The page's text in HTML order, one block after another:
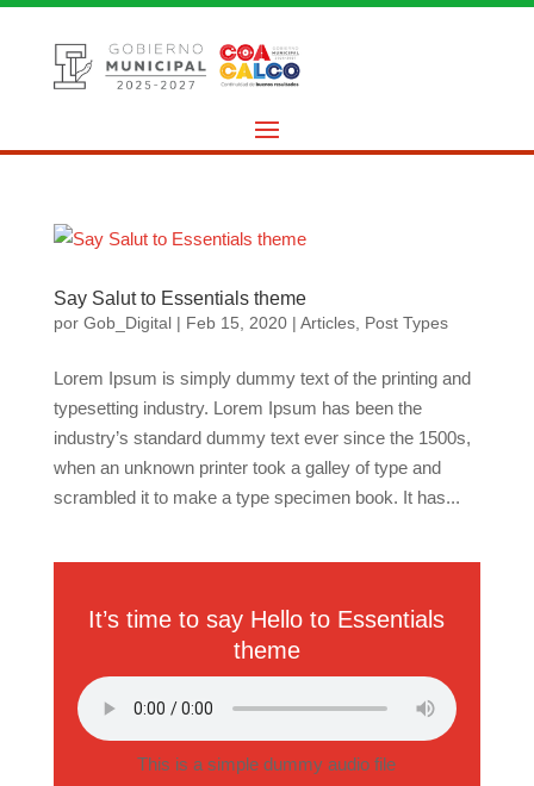
Say Salut to Essentials theme
por Gob_Digital| Feb 15, 2020| Articles, Post Types
Lorem Ipsum is simply dummy text of the printing and
typesetting industry. Lorem Ipsum has been the
industry’s standard dummy text ever since the 1500s,
when an unknown printer took a galley of type and
scrambled it to make a type specimen book. It has...
It’s time to say Hello to Essentials
theme
This is a simple dummy audio file